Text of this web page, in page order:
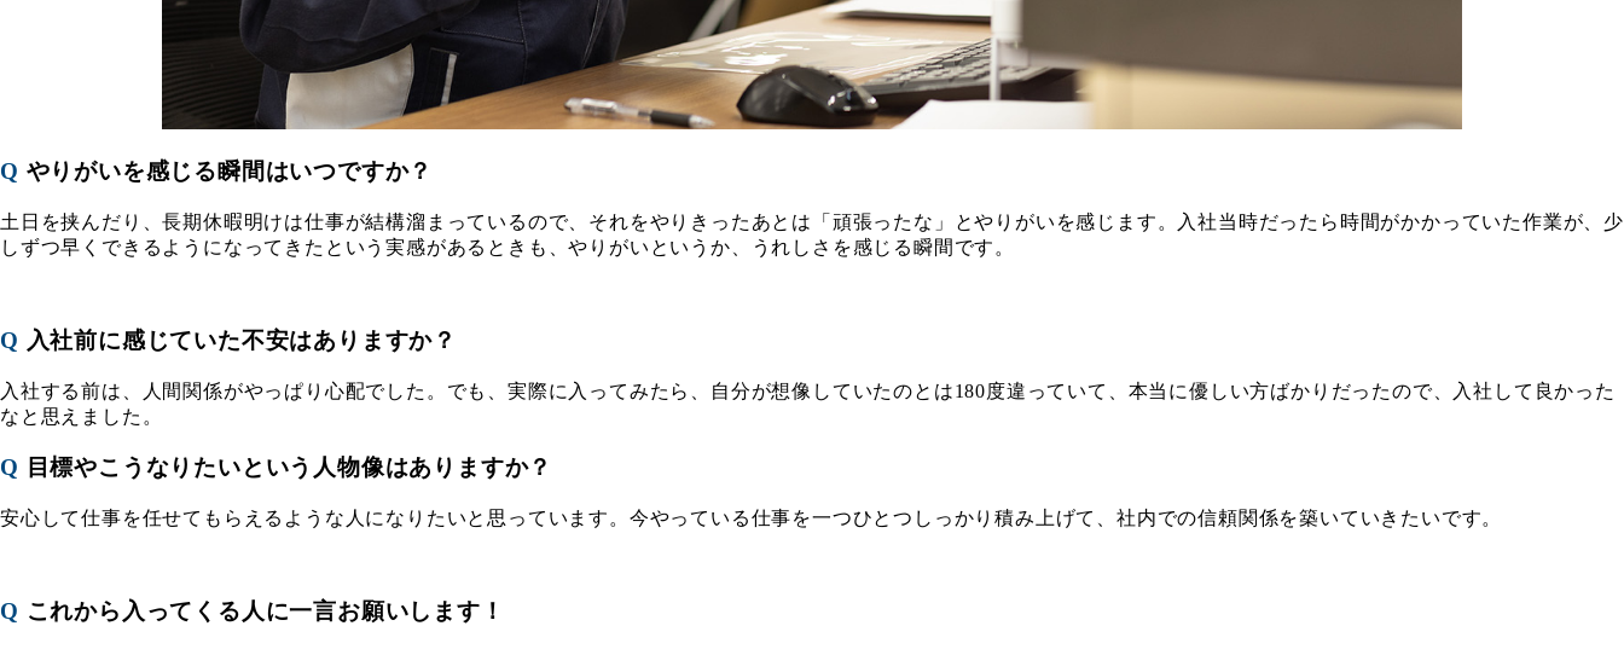
Q やりがいを感じる瞬間はいつですか？
土日を挟んだり、長期休暇明けは仕事が結構溜まっているので、それをやりきったあとは「頑張ったな」とやりがいを感じます。入社当時だったら時間がかかっていた作業が、少
しずつ早くできるようになってきたという実感があるときも、やりがいというか、うれしさを感じる瞬間です。
Q 入社前に感じていた不安はありますか？
入社する前は、人間関係がやっぱり心配でした。でも、実際に入ってみたら、自分が想像していたのとは180度違っていて、本当に優しい方ばかりだったので、入社して良かった
なと思えました。
Q 目標やこうなりたいという人物像はありますか？
安心して仕事を任せてもらえるような人になりたいと思っています。今やっている仕事を一つひとつしっかり積み上げて、社内での信頼関係を築いていきたいです。
Q これから入ってくる人に一言お願いします！